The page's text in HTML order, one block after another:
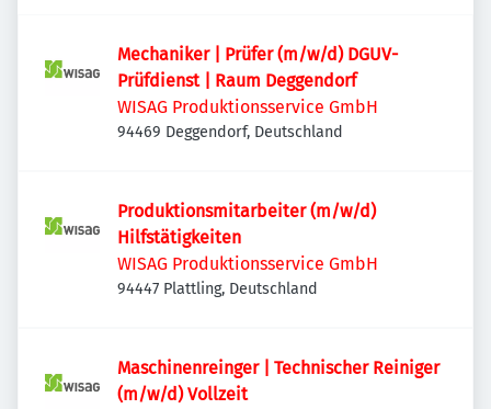
Mechaniker | Prüfer (m/w/d) DGUV-
Prüfdienst | Raum Deggendorf
WISAG Produktionsservice GmbH
94469 Deggendorf, Deutschland
Produktionsmitarbeiter (m/w/d)
Hilfstätigkeiten
WISAG Produktionsservice GmbH
94447 Plattling, Deutschland
Maschinenreinger | Technischer Reiniger
(m/w/d) Vollzeit